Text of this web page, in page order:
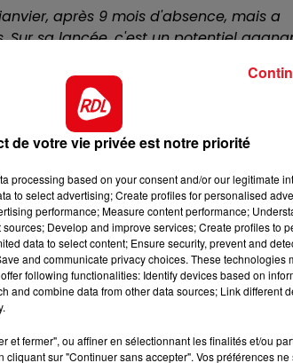
10h00 - 12h00
WEEKEND
après 9 mois d'absence, mais a
Sur sa lancée, c'est un potentiel
encore en bas de tableau. Faisant
s'arrêter en si bon chemin.
vient de s'imposer dans une Listed.
des bases de ce quinté.
dans le quinté de mi-avril.
Plus pour une bonne place ce coup-
épreuve en ne courant qu'à bon
une fois dans le 5.
8 ans il a toujours l'envie de mettre
de bien faire.
se classer 3éme dans le quinté
ca soit encore la cas ce dimanche.
de votre vie privée est notre priorité
processing based on your consent and/or our legitimate
to select advertising; Create profiles for personalised
performance; Measure content performance;
Develop and improve services; Create profiles to
data to select content; Ensure security, prevent and
and communicate privacy choices. These technologies
following functionalities: Identify devices based on
and combine data from other data sources; Link different
et fermer", ou affiner en sélectionnant les finalités et/ou
cliquant sur "Continuer sans accepter". Vos préférences